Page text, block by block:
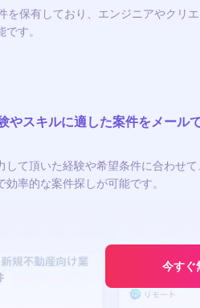
を保有しており、エンジニアやクリ
す。
やスキルに適した案件をメール
して頂いた経験や希望条件に合わせ
効率的な案件探しが可能です。
今すぐ